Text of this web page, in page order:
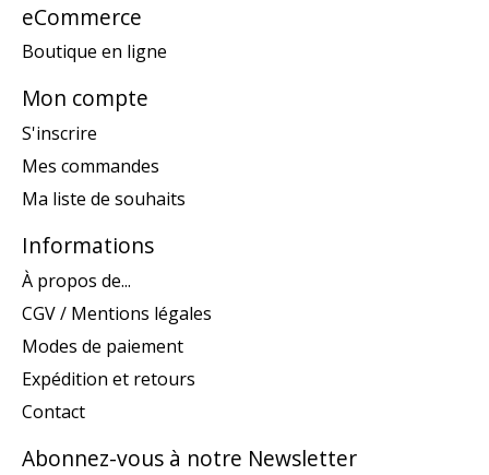
eCommerce
Boutique en ligne
Mon compte
S'inscrire
Mes commandes
Ma liste de souhaits
Informations
À propos de...
CGV / Mentions légales
Modes de paiement
Expédition et retours
Contact
Abonnez-vous à notre Newsletter